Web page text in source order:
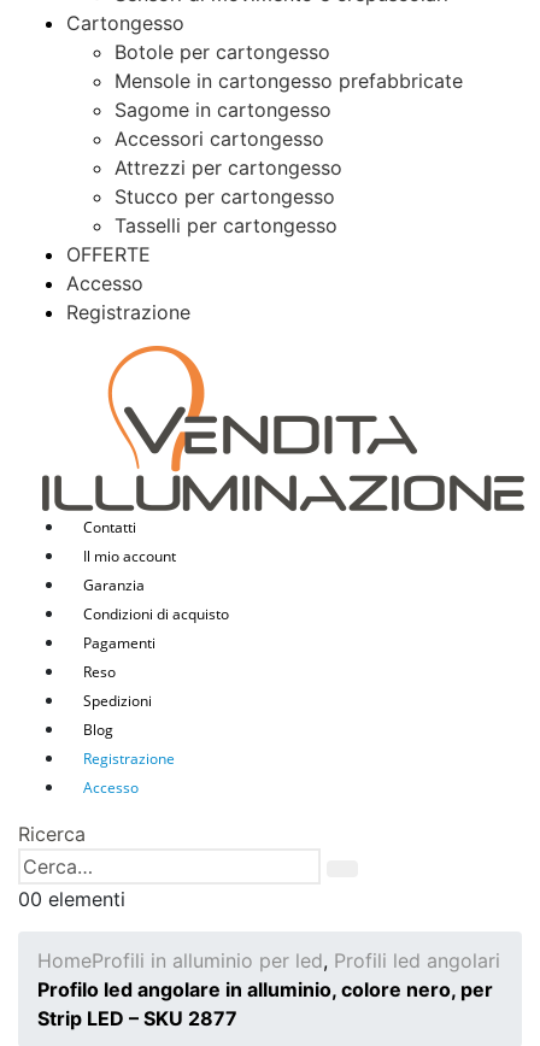
Cartongesso
Botole per cartongesso
Mensole in cartongesso prefabbricate
Sagome in cartongesso
Accessori cartongesso
Attrezzi per cartongesso
Stucco per cartongesso
Tasselli per cartongesso
OFFERTE
Accesso
Registrazione
Contatti
Il mio account
Garanzia
Condizioni di acquisto
Pagamenti
Reso
Spedizioni
Blog
Registrazione
Accesso
Ricerca
00 elementi
HomeProfili in alluminio per led, Profili led angolari
Profilo led angolare in alluminio, colore nero, per
Strip LED – SKU 2877